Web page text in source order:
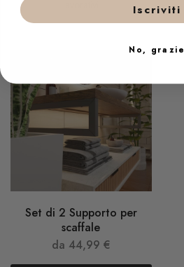
Set di 2 Supporto per
scaffale
da 44,99 €
Iscriviti
No, grazie